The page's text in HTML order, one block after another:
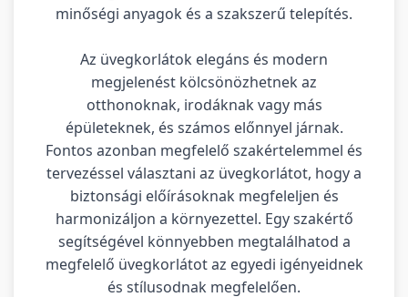
minőségi anyagok és a szakszerű telepítés.
Az üvegkorlátok elegáns és modern
megjelenést kölcsönözhetnek az
otthonoknak, irodáknak vagy más
épületeknek, és számos előnnyel járnak.
Fontos azonban megfelelő szakértelemmel és
tervezéssel választani az üvegkorlátot, hogy a
biztonsági előírásoknak megfeleljen és
harmonizáljon a környezettel. Egy szakértő
segítségével könnyebben megtalálhatod a
megfelelő üvegkorlátot az egyedi igényeidnek
és stílusodnak megfelelően.